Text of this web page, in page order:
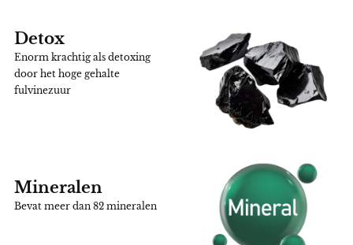
Detox
Enorm krachtig als detoxing
door het hoge gehalte
fulvinezuur
Mineralen
Bevat meer dan 82 mineralen